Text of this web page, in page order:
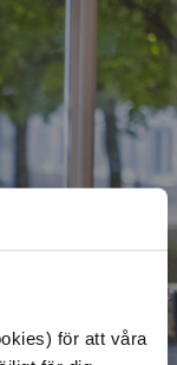
för att våra